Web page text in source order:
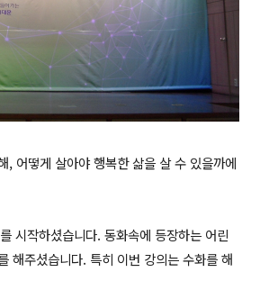
, 어떻게 살아야 행복한 삶을 살 수 있을까에
시작하셨습니다. 동화속에 등장하는 어린
해주셨습니다. 특히 이번 강의는 수화를 해